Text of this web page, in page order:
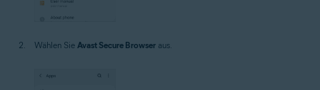
Wählen Sie Avast Secure Browser aus.